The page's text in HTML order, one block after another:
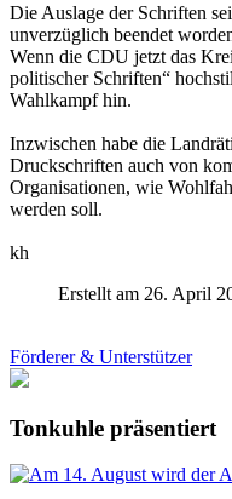
Die Auslage der Schriften
unverzüglich beendet
Wenn die CDU jetzt das
politischer Schriften“
Wahlkampf hin.
Inzwischen habe die
Druckschriften auch von
Organisationen, wie
werden soll.
kh
Erstellt am 26. April
Förderer & Unterstützer
Tonkuhle präsentiert